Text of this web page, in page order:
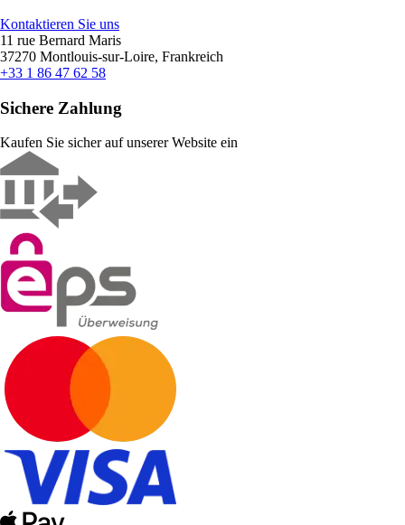
Kontaktieren Sie uns
11 rue Bernard Maris
37270 Montlouis-sur-Loire, Frankreich
+33 1 86 47 62 58
Sichere Zahlung
Kaufen Sie sicher auf unserer Website ein